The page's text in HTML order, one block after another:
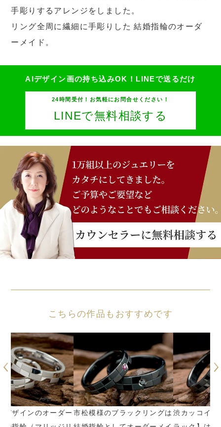
手彫りするアレンジをしました。
リング全周に繊細に手彫りした 結婚指輪のオーダ
ーメイド。
AIデザイン画の持ち込みOK！ LINEで送るだけ
24時間受付！お気軽にお問合せください！
LINEで無料相談する
こちらの作品もおすすめです
市松模様のブラックリングは渋カッコイイ【ブラック×ブ